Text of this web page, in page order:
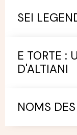
SEI
E TORTE :
D'ALTIANI
NOMS